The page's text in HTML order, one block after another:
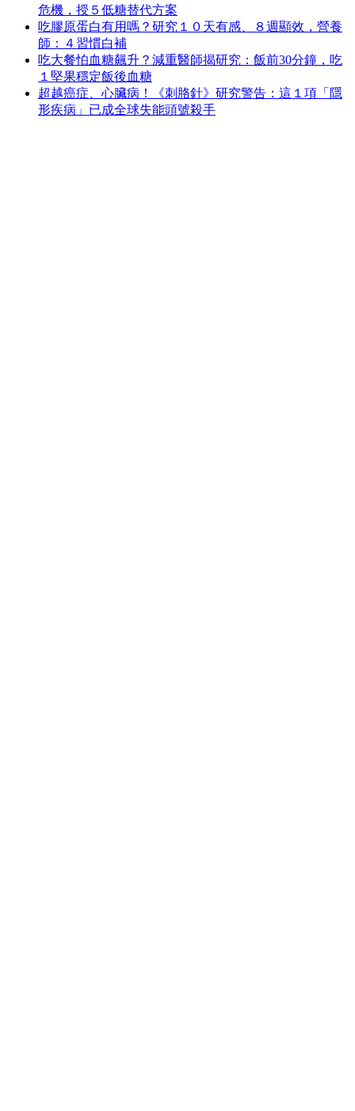
危機，授５低糖替代方案
吃膠原蛋白有用嗎？研究１０天有感、８週顯效，營養
師：４習慣白補
吃大餐怕血糖飆升？減重醫師揭研究：飯前30分鐘，吃
１堅果穩定飯後血糖
超越癌症、心臟病！《刺胳針》研究警告：這１項「隱
形疾病」已成全球失能頭號殺手